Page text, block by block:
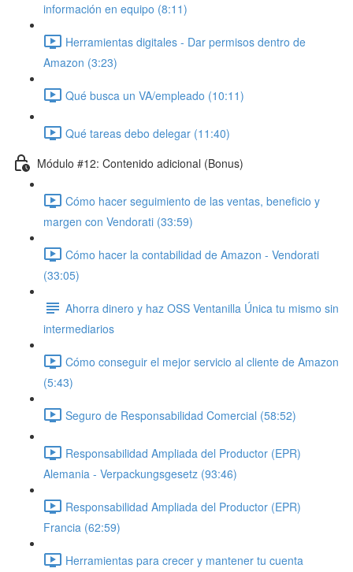
información en equipo (8:11)
Herramientas digitales - Dar permisos dentro de
Amazon (3:23)
Qué busca un VA/empleado (10:11)
Qué tareas debo delegar (11:40)
Módulo #12: Contenido adicional (Bonus)
Cómo hacer seguimiento de las ventas, beneficio y
margen con Vendorati (33:59)
Cómo hacer la contabilidad de Amazon - Vendorati
(33:05)
Ahorra dinero y haz OSS Ventanilla Única tu mismo sin
intermediarios
Cómo conseguir el mejor servicio al cliente de Amazon
(5:43)
Seguro de Responsabilidad Comercial (58:52)
Responsabilidad Ampliada del Productor (EPR)
Alemania - Verpackungsgesetz (93:46)
Responsabilidad Ampliada del Productor (EPR)
Francia (62:59)
Herramientas para crecer y mantener tu cuenta